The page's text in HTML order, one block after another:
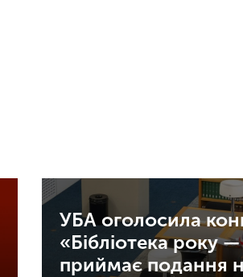
УБА оголосила
«Бібліотека року
приймає подання